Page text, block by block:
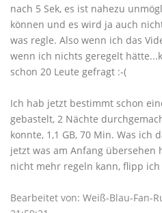
nach 5 Sek, es ist nahezu
können und es wird ja auch
was regle. Also wenn ich das
wenn ich nichts geregelt
schon 20 Leute gefragt :-(
Ich hab jetzt bestimmt schon
gebastelt, 2 Nächte
konnte, 1,1 GB, 70 Min. Was ich
jetzt was am Anfang übersehen
nicht mehr regeln kann, flipp ich
Bearbeitet von: Weiß-Blau-Fan-